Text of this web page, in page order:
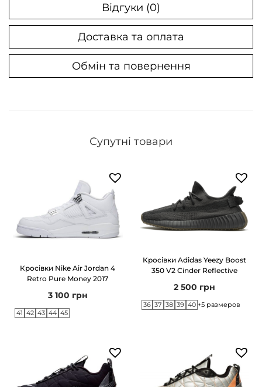
c
5
/
B
a
c
к
к
Відгуки (0)
Доставка та оплата
Обмін та повернення
Супутні товари
Кросівки Nike Air Jordan 4
Retro Pure Money 2017
3 100 грн
41 42 43 44 45
Кросівки Adidas Yeezy Boost
350 V2 Cinder Reflective
2 500 грн
36 37 38 39 40 +5 размеров